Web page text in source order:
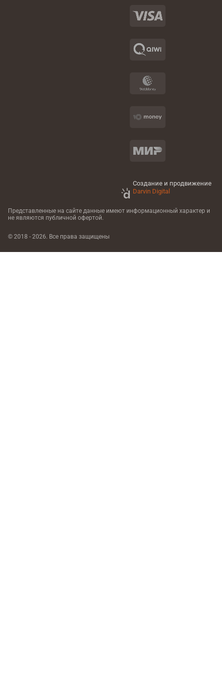
Создание и продвижение
Darvin Digital
Представленные на сайте данные имеют информационный характер и
не являются публичной офертой.
© 2018 - 2026. Все права защищены